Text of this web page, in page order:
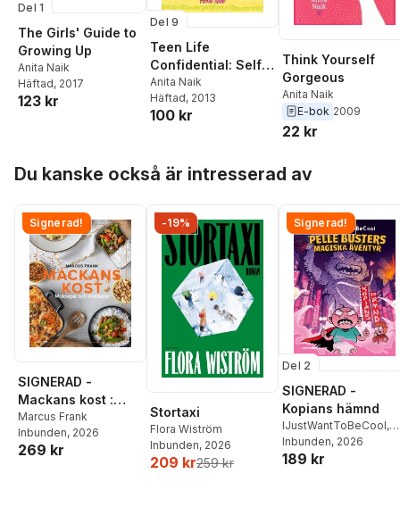
Del 1
The Girls' Guide to
Growing Up
Anita Naik
Häftad, 2017
123 kr
Del 9
Teen Life
Confidential: Self-
Esteem and Being
YOU
Anita Naik
Häftad, 2013
100 kr
Think Yourself
Gorgeous
Anita Naik
E-bok 2009
22 kr
Du kanske också är intresserad av
Signerad!
SIGNERAD -
Mackans kost :
Middagar och
matlådor
Marcus Frank
Inbunden, 2026
269 kr
-19%
Stortaxi
Flora Wiström
Inbunden, 2026
209 kr259 kr
Signerad!
Del 2
SIGNERAD -
Kopians hämnd
IJustWantToBeCool,
Joel Adolphson
Ejdemo Beer
Inbunden, 2026
189 kr